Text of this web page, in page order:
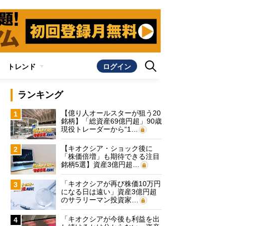
トレンド ログイン
ランキング
1
【億り人オールスターが狙う20
銘柄】「総資産69億円超」90歳
現役トレーダーから“1…
2
【キオクシア・ショック後に
「株価倍増」も期待できる注目
銘柄5選】資産3億円超…
3
「キオクシアが再び株価10万円
になる日は遠い」資産3億円超
のサラリーマン投資家…
4
「キオクシアが今後も利益を出